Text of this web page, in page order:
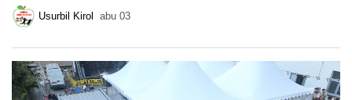
Usurbil Kirol abu 03